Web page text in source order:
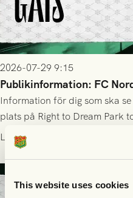
This website uses cookies
2026-07-29 9:15
Publikinformation: FC
Information för dig som ska
plats på Right to Dream Park
Läs mer